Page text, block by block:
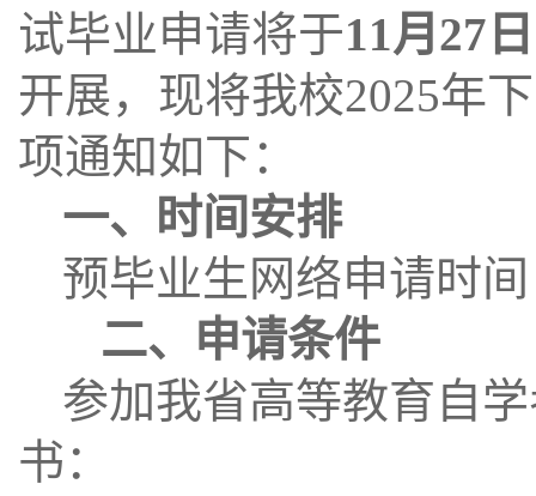
试毕业申请将于11月27
开展，现将我校2025年
项通知如下：
一、
时间安排
预毕业生网络申请时
二、申请条件
参加我省高等教育自
书：